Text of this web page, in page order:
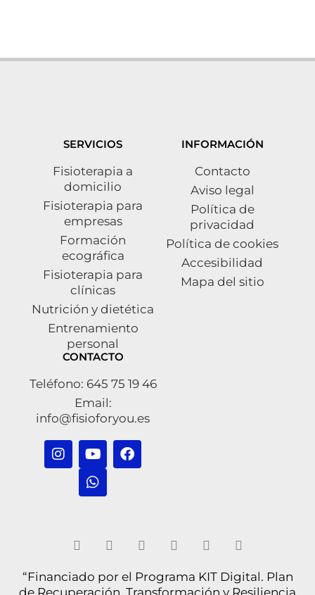
SERVICIOS
Fisioterapia a
domicilio
Fisioterapia para
empresas
Formación
ecográfica
Fisioterapia para
clínicas
Nutrición y dietética
Entrenamiento
personal
INFORMACIÓN
Contacto
Aviso legal
Política de
privacidad
Política de cookies
Accesibilidad
Mapa del sitio
CONTACTO
Teléfono: 645 75 19 46
Email:
info@fisioforyou.es
“Financiado por el Programa KIT Digital. Plan
de Recuperación, Transformación y Resiliencia